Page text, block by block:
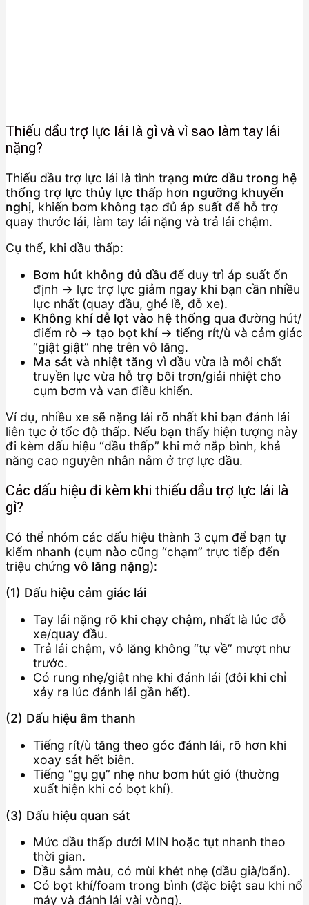
Thiếu dầu trợ lực lái là gì và vì sao làm tay lái
nặng?
Thiếu dầu trợ lực lái là tình trạng mức dầu trong hệ
thống trợ lực thủy lực thấp hơn ngưỡng khuyến
nghị, khiến bơm không tạo đủ áp suất để hỗ trợ
quay thước lái, làm tay lái nặng và trả lái chậm.
Cụ thể, khi dầu thấp:
Bơm hút không đủ dầu để duy trì áp suất ổn
định → lực trợ lực giảm ngay khi bạn cần nhiều
lực nhất (quay đầu, ghé lề, đỗ xe).
Không khí dễ lọt vào hệ thống qua đường hút/
điểm rò → tạo bọt khí → tiếng rít/ù và cảm giác
“giật giật” nhẹ trên vô lăng.
Ma sát và nhiệt tăng vì dầu vừa là môi chất
truyền lực vừa hỗ trợ bôi trơn/giải nhiệt cho
cụm bơm và van điều khiển.
Ví dụ, nhiều xe sẽ nặng lái rõ nhất khi bạn đánh lái
liên tục ở tốc độ thấp. Nếu bạn thấy hiện tượng này
đi kèm dấu hiệu “dầu thấp” khi mở nắp bình, khả
năng cao nguyên nhân nằm ở trợ lực dầu.
Các dấu hiệu đi kèm khi thiếu dầu trợ lực lái là
gì?
Có thể nhóm các dấu hiệu thành 3 cụm để bạn tự
kiểm nhanh (cụm nào cũng “chạm” trực tiếp đến
triệu chứng vô lăng nặng):
(1) Dấu hiệu cảm giác lái
Tay lái nặng rõ khi chạy chậm, nhất là lúc đỗ
xe/quay đầu.
Trả lái chậm, vô lăng không “tự về” mượt như
trước.
Có rung nhẹ/giật nhẹ khi đánh lái (đôi khi chỉ
xảy ra lúc đánh lái gần hết).
(2) Dấu hiệu âm thanh
Tiếng rít/ù tăng theo góc đánh lái, rõ hơn khi
xoay sát hết biên.
Tiếng “gụ gụ” nhẹ như bơm hút gió (thường
xuất hiện khi có bọt khí).
(3) Dấu hiệu quan sát
Mức dầu thấp dưới MIN hoặc tụt nhanh theo
thời gian.
Dầu sẫm màu, có mùi khét nhẹ (dầu già/bẩn).
Có bọt khí/foam trong bình (đặc biệt sau khi nổ
máy và đánh lái vài vòng).